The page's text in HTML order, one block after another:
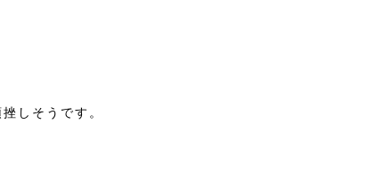
しそうです。